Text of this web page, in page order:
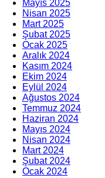
Mayıs 2025
Nisan 2025
Mart 2025
Şubat 2025
Ocak 2025
Aralık 2024
Kasım 2024
Ekim 2024
Eylül 2024
Ağustos 2024
Temmuz 2024
Haziran 2024
Mayıs 2024
Nisan 2024
Mart 2024
Şubat 2024
Ocak 2024